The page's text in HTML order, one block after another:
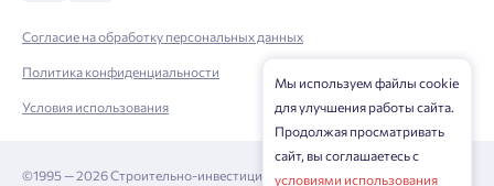
Согласие на обработку персональных данных
Политика конфиденциальности
Условия использования
©1995 — 2026 Строительно-инвестиционная корпорация
Мы используем файлы cookie
для улучшения работы сайта.
Продолжая просматривать
сайт, вы соглашаетесь с
условиями использования